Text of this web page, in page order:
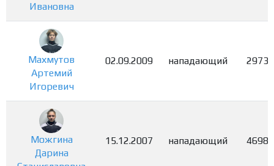
Ивановна
Махмутов
Артемий
Игоревич
02.09.2009 нападающий 2973
Можгина
Дарина
15.12.2007 нападающий 4698